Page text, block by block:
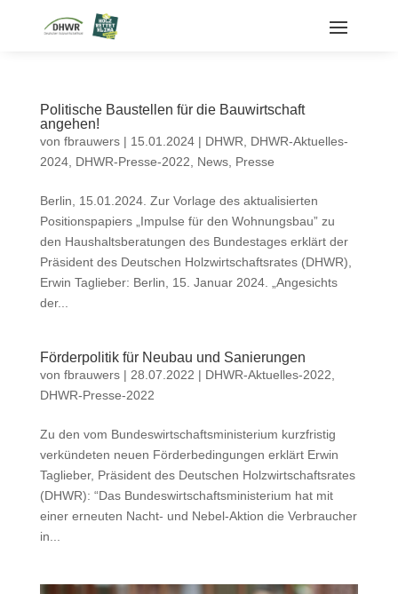
Politische Baustellen für die Bauwirtschaft
angehen!
von fbrauwers| 15.01.2024| DHWR
DHWR-Aktuelles-
2024, DHWR-Presse-2022 News, Presse
Berlin, 15.01.2024. Zur Vorlage des aktualisierten
Positionspapiers „Impulse für den Wohnungsbau” zu
den Haushaltsberatungen des Bundestages erklärt der
Präsident des Deutschen Holzwirtschaftsrates (DHWR),
Erwin Taglieber: Berlin, 15. Januar 2024. „Angesichts
der...
Förderpolitik für Neubau und Sanierungen
von fbrauwers| 28.07.2022 | DHWR-Aktuelles-2022
DHWR-Presse-2022
Zu den vom Bundeswirtschaftsministerium kurzfristig
verkündeten neuen Förderbedingungen erklärt Erwin
Taglieber, Präsident des Deutschen Holzwirtschaftsrates
(DHWR): “Das Bundeswirtschaftsministerium hat mit
einer erneuten Nacht- und Nebel-Aktion die Verbraucher
in...